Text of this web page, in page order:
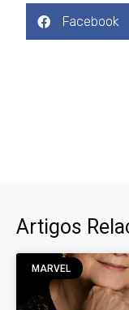
Facebook
Artigos
MARVEL